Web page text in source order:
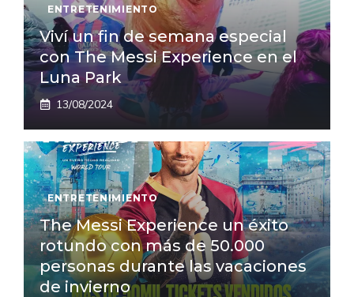
ENTRETENIMIENTO
Viví un fin de semana especial
con The Messi Experience en el
Luna Park
13/08/2024
ENTRETENIMIENTO
The Messi Experience un éxito
rotundo con más de 50.000
personas durante las vacaciones
de invierno